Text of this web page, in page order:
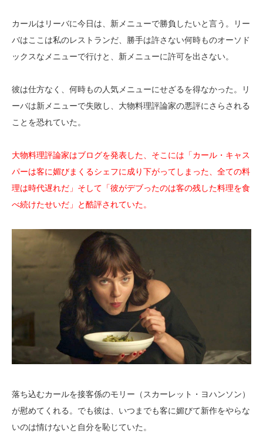
カールはリーバに今日は、新メニューで勝負したいと言う。リー
バはここは私のレストランだ、勝手は許さない何時ものオーソド
ックスなメニューで行けと、新メニューに許可を出さない。
彼は仕方なく、何時もの人気メニューにせざるを得なかった。リ
ーバは新メニューで失敗し、大物料理評論家の悪評にさらされる
ことを恐れていた。
大物料理評論家はブログを発表した、そこには「カール・キャス
パーは客に媚びまくるシェフに成り下がってしまった、全ての料
理は時代遅れだ」そして「彼がデブったのは客の残した料理を食
べ続けたせいだ」と酷評されていた。
落ち込むカールを接客係のモリー（スカーレット・ヨハンソン）
が慰めてくれる。でも彼は、いつまでも客に媚びて新作をやらな
いのは情けないと自分を恥じていた。